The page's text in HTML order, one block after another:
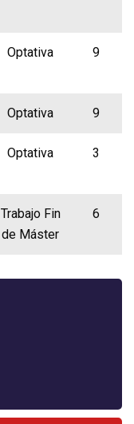
Optativa 9
Optativa 9
Optativa 3
Trabajo Fin
de Máster
6